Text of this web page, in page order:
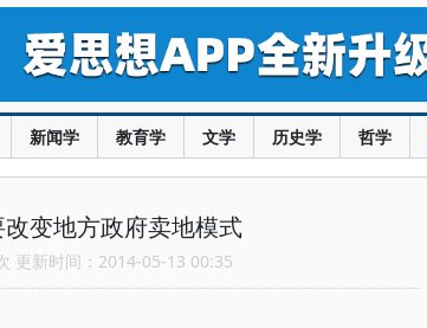
新闻学 教育学 文学 历史学 哲学
变地方政府卖地模式
更新时间：2014-05-13 00:35